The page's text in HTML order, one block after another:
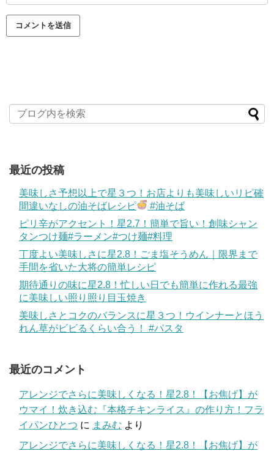
最近の投稿
美味しさ予想以上で星３つ！お店よりも美味しいリピ確
間違いなしの油そばレシピ
#油そば
ピリ辛がアクセント！星2.7！簡単で旨い！創味シャン
タンつけ麺#ラーメン#つけ麺#料理
丁度よい美味しさに星2.8！ごま塩そうめん｜限界まで
手間を省いた大将の簡単レシピ
期待通りの味に星2.8！忙しい日でも簡単に作れる最強
に美味しい照り照り目玉焼き
美味しさとコクのバランスに星３つ！ウインナーとほう
れん草がビビるくらい合う！ #パスタ
最近のコメント
アレンジでさらに美味しくなる！星2.8！【お焦げ】が
ウマイ！炊き込む『本格チキンライス』の作り方！フラ
イパンひとつ に まみむ より
アレンジでさらに美味しくなる！星2.8！【お焦げ】が